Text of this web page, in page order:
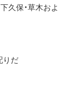
下久保・草木およ
りだ